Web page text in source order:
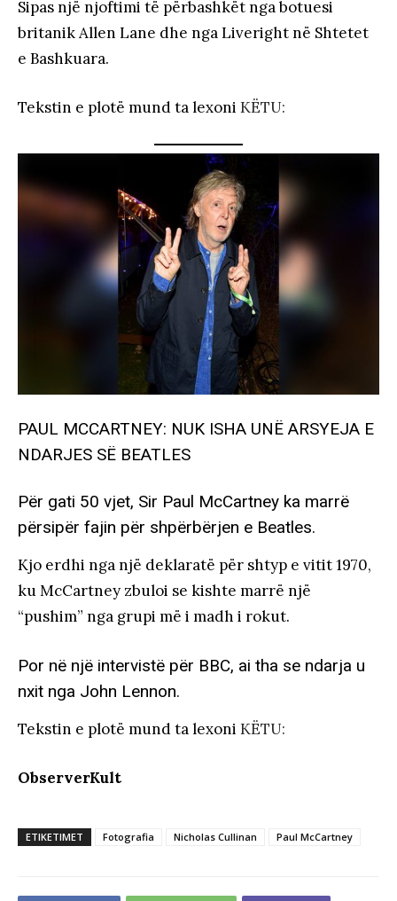
Sipas një njoftimi të përbashkët nga botuesi
britanik Allen Lane dhe nga Liveright në Shtetet
e Bashkuara.
Tekstin e plotë mund ta lexoni KËTU:
PAUL MCCARTNEY: NUK ISHA UNË ARSYEJA E
NDARJES SË BEATLES
Për gati 50 vjet, Sir Paul McCartney ka marrë
përsipër fajin për shpërbërjen e Beatles.
Kjo erdhi nga një deklaratë për shtyp e vitit 1970,
ku McCartney zbuloi se kishte marrë një
“pushim” nga grupi më i madh i rokut.
Por në një intervistë për BBC, ai tha se ndarja u
nxit nga John Lennon.
Tekstin e plotë mund ta lexoni KËTU:
ObserverKult
ETIKETIMET Fotografia Nicholas Cullinan Paul McCartney